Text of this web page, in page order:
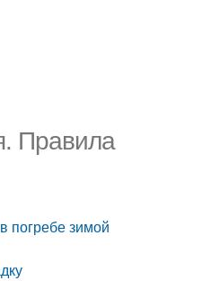
Правила
погребе зимой